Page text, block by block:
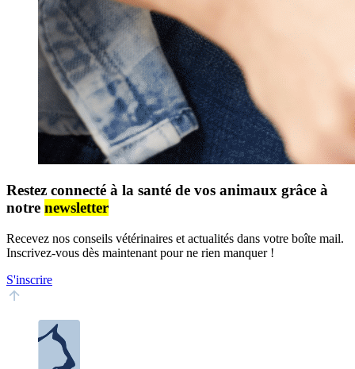
Restez connecté à la santé de vos animaux grâce à
notre newsletter
Recevez nos conseils vétérinaires et actualités dans votre boîte mail.
Inscrivez-vous dès maintenant pour ne rien manquer !
S'inscrire